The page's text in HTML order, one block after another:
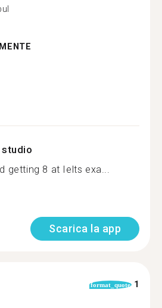
getting 8 at Ielts exa...
Scarica la app
format_quote 1